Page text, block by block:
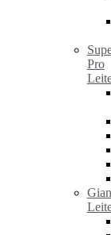
Pro